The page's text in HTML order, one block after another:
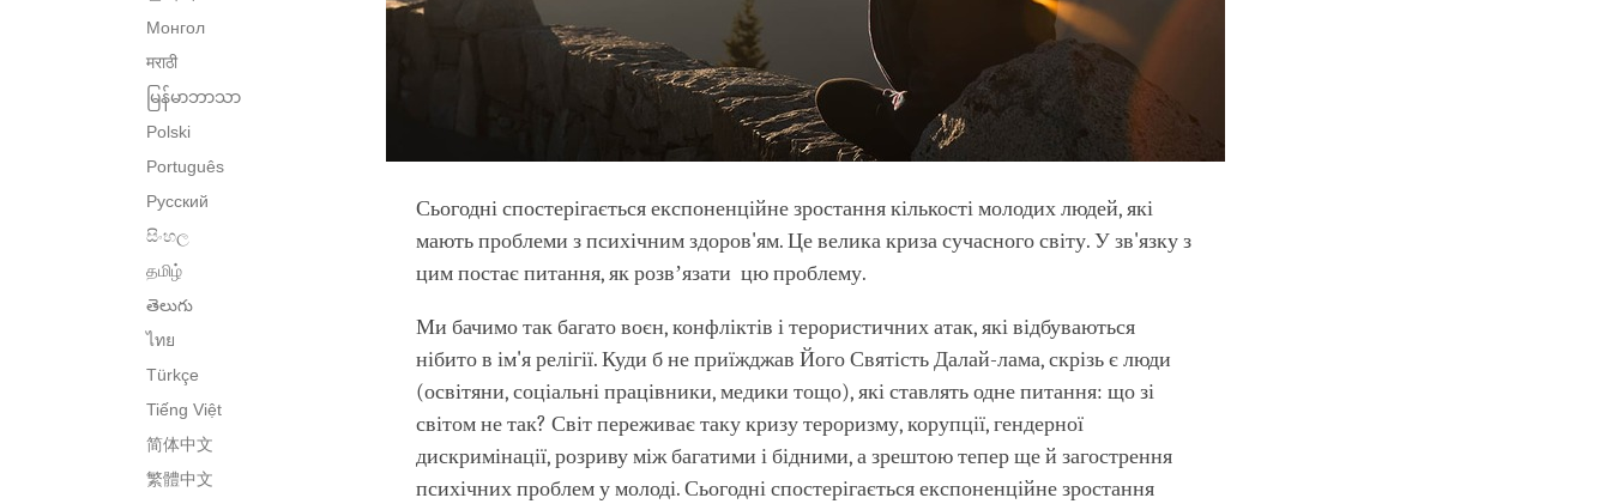
Монгол
मराठी
မြန်မာဘာသာ
Polski
Português
Русский
සිංහල
தமிழ்
తెలుగు
ไทย
Türkçe
Tiếng Việt
简体中文
繁體中文
Сьогодні спостерігається експоненційне зростання кількості молодих людей, які
мають проблеми з психічним здоров'ям. Це велика криза сучасного світу. У зв'язку з
цим постає питання, як розвʼязати цю проблему.
Ми бачимо так багато воєн, конфліктів і терористичних атак, які відбуваються
нібито в ім'я релігії. Куди б не приїжджав Його Святість Далай-лама, скрізь є люди
(освітяни, соціальні працівники, медики тощо), які ставлять одне питання: що зі
світом не так? Світ переживає таку кризу тероризму, корупції, гендерної
дискримінації, розриву між багатими і бідними, а зрештою тепер ще й загострення
психічних проблем у молоді. Сьогодні спостерігається експоненційне зростання